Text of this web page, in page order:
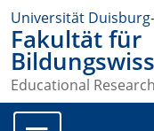
Universität
Fakultät für
Educational